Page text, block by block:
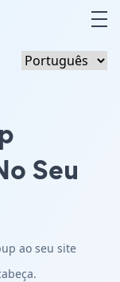
Seu
ao seu site